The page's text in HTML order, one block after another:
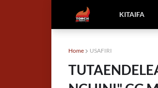
KITAIFA
Home USAFIRI